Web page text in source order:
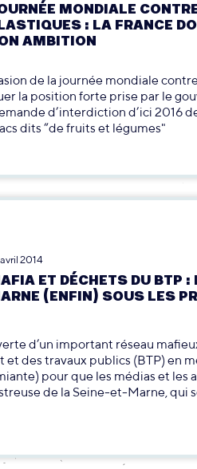
MONDIALE
: LA FRANCE
AMBITION
de la journée mondiale
la position forte prise par le
d’interdiction d’ici 2016
dits “de fruits et légumes"
2014
ET DÉCHETS DU BTP
(ENFIN) SOUS LES
d’un important réseau
des travaux publics (BTP) en
pour que les médias et les
de la Seine-et-Marne, qui